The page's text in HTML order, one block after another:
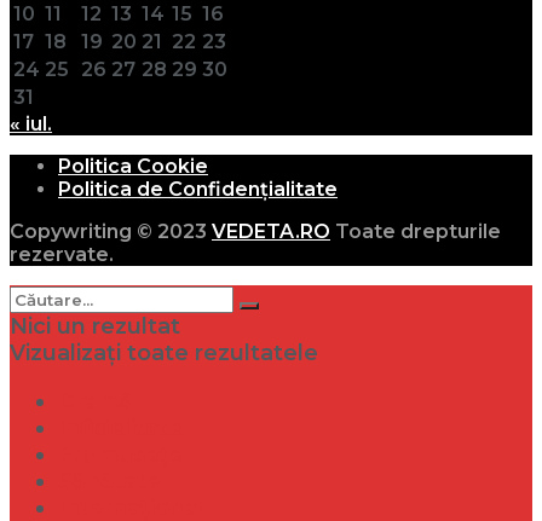
10 11 12 13 14 15 16
17 18 19 20 21 22 23
24 25 26 27 28 29 30
31
« iul.
Politica Cookie
Politica de Confidențialitate
Copywriting © 2023 VEDETA.RO Toate drepturile
rezervate.
Nici un rezultat
Vizualizați toate rezultatele